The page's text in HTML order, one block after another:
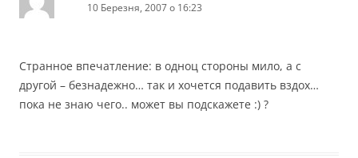
10 Березня, 2007 о 16:23
Странное впечатление: в одноц стороны мило, а с
другой – безнадежно… так и хочется подавить вздох…
пока не знаю чего.. может вы подскажете :) ?